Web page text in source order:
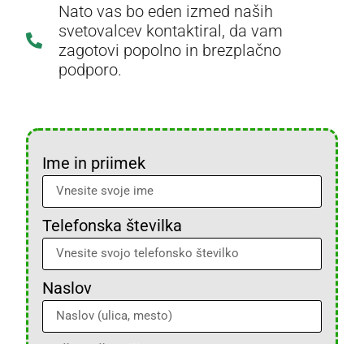
Nato vas bo eden izmed naših
svetovalcev kontaktiral, da vam
zagotovi popolno in brezplačno
podporo.
Ime in priimek
Telefonska številka
Naslov